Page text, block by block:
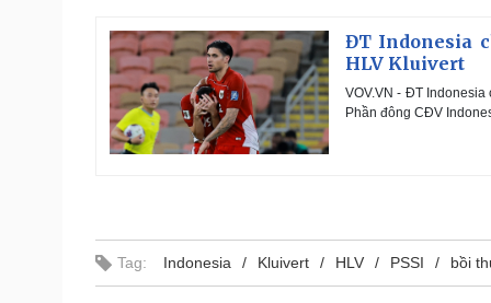
ĐT Indonesia
HLV Kluivert
VOV.VN - ĐT
Phần đông CĐV
Tag: Indonesia Kluivert HLV PSSI bồi